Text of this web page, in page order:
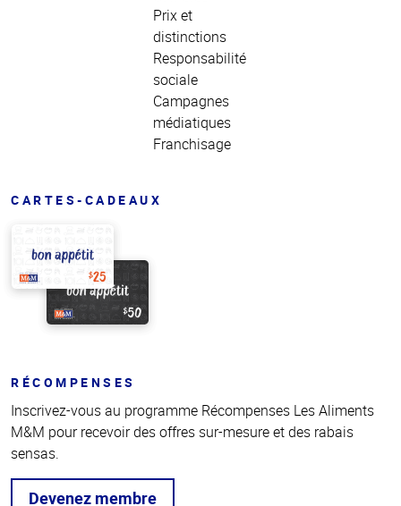
Prix et
distinctions
Responsabilité
sociale
Campagnes
médiatiques
Franchisage
CARTES-CADEAUX
RÉCOMPENSES
Inscrivez-vous au programme Récompenses Les Aliments
M&M pour recevoir des offres sur-mesure et des rabais
sensas.
Devenez membre